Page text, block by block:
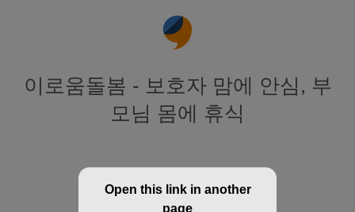
이로움돌봄 - 보호자 맘에 안심, 부
모님 몸에 휴식